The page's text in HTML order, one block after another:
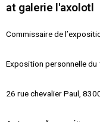
at galerie l'axolotl
Commissaire de
Exposition personnelle
26 rue chevalier Paul,